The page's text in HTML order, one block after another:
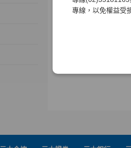
專線，以免權益受